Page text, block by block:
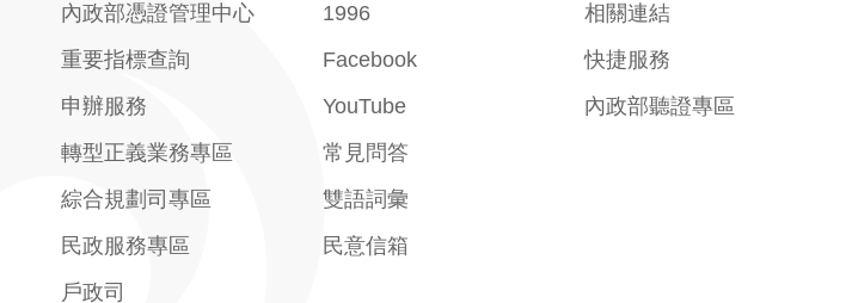
內政部憑證管理中心
重要指標查詢
申辦服務
轉型正義業務專區
綜合規劃司專區
民政服務專區
戶政司
1996
Facebook
YouTube
常見問答
雙語詞彙
民意信箱
相關連結
快捷服務
內政部聽證專區